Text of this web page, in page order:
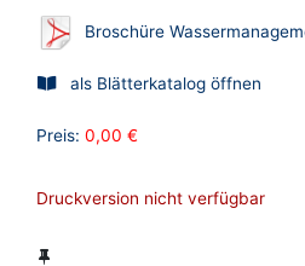
Broschüre
als Blätterkatalog öffnen
Preis: 0,00 €
Druckversion nicht verfügbar